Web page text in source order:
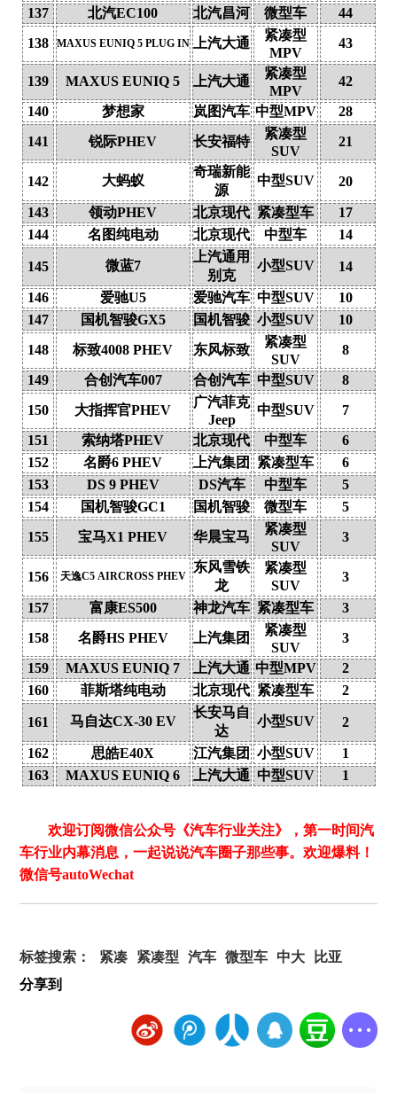
137
北汽EC100 北汽昌河 微型车
44
138
MAXUS EUNIQ 5 PLUG IN 上汽大通
紧凑型
MPV
43
139 MAXUS EUNIQ 5 上汽大通
紧凑型
MPV
42
140
梦想家 岚图汽车 中型MPV
28
141
锐际PHEV 长安福特
紧凑型
SUV
21
142 大蚂蚁
奇瑞新能
源
中型SUV 20
143 领动PHEV 北京现代 紧凑型车
17
144
名图纯电动 北京现代 中型车 14
145 微蓝7
上汽通用
别克
小型SUV 14
146 爱驰U5 爱驰汽车 中型SUV
10
147
国机智骏GX5 国机智骏 小型SUV
10
148
标致4008 PHEV 东风标致
紧凑型
SUV
8
149
合创汽车007 合创汽车 中型SUV
8
150
大指挥官PHEV
广汽菲克
Jeep
中型SUV
7
151
索纳塔PHEV 北京现代 中型车
6
152
名爵6 PHEV 上汽集团 紧凑型车
6
153
DS 9 PHEV DS汽车 中型车
5
154
国机智骏GC1 国机智骏 微型车
5
155
宝马X1 PHEV 华晨宝马
紧凑型
SUV
3
156 天逸C5 AIRCROSS PHEV
东风雪铁
龙
紧凑型
SUV
3
157 富康ES500 神龙汽车 紧凑型车
3
158
名爵HS PHEV 上汽集团
紧凑型
SUV
3
159
MAXUS EUNIQ 7 上汽大通 中型MPV
2
160
菲斯塔纯电动 北京现代 紧凑型车 2
161 马自达CX-30 EV
长安马自
达
小型SUV 2
162 思皓E40X 江汽集团 小型SUV
1
163
MAXUS EUNIQ 6 上汽大通 中型SUV 1
欢迎订阅微信公众号《汽车行业关注》，第一时间汽
车行业内幕消息，一起说说汽车圈子那些事。欢迎爆料！
微信号autoWechat
标签搜索： 紧凑 紧凑型 汽车 微型车 中大
比亚
分享到